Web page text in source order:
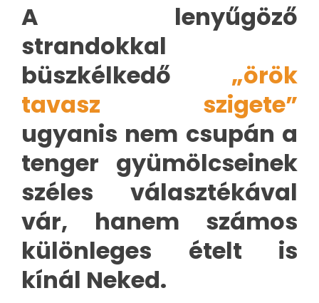
A lenyűgöző
strandokkal
büszkélkedő „örök
tavasz szigete”
ugyanis nem csupán a
tenger gyümölcseinek
széles választékával
vár, hanem számos
különleges ételt is
kínál Neked.